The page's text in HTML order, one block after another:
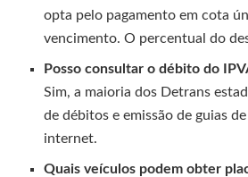
opta pelo pagamento em cota
vencimento. O percentual do
Posso consultar o débito do
Sim, a maioria dos Detrans
de débitos e emissão de guias
internet.
Quais veículos podem obter